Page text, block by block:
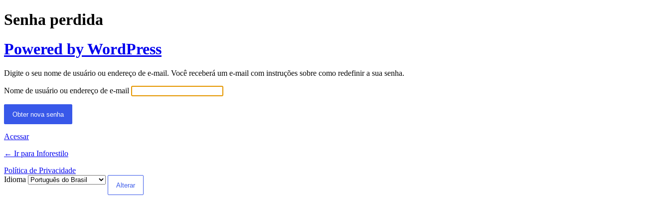
Senha perdida
Powered by WordPress
Digite o seu nome de usuário ou endereço de e-mail. Você receberá um e-mail com instruções sobre como redefinir a sua senha.
Nome de usuário ou endereço de e-mail
Acessar
← Ir para Inforestilo
Política de Privacidade
Idioma